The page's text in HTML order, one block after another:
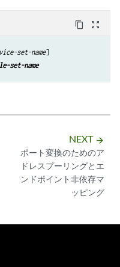
content_copy zoom_out_map
set-name]
set-name
NEXT arrow_forward
ポート変換のためのア
ドレスプーリングとエ
ンドポイント非依存マ
ッピング